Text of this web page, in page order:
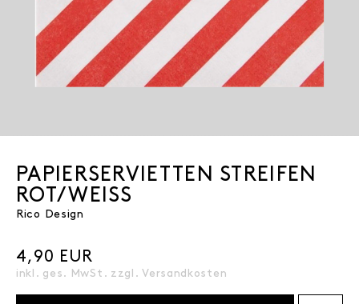
PAPIERSERVIETTEN STREIFEN
ROT/WEISS
Rico Design
4,90 EUR
inkl. ges. MwSt. zzgl.Versandkosten